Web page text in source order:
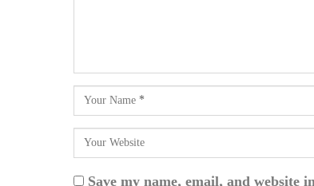
Save my name, email, and